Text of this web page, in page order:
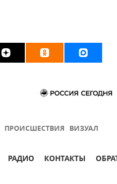
ПРОИСШЕСТВИЯ ВИЗУАЛ
РАДИО КОНТАКТЫ